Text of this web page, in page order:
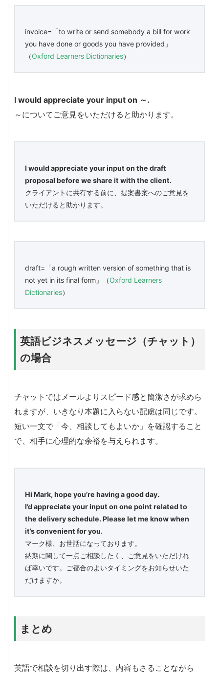
invoice=「to write or send somebody a bill for work
you have done or goods you have provided」
（Oxford Learners Dictionaries）
I would appreciate your input on ～.
～についてご意見をいただけると助かります。
I would appreciate your input on the draft
proposal before we share it with the client.
クライアントに共有する前に、提案書案へのご意見を
いただけると助かります。
draft=「a rough written version of something that is
not yet in its final form」（Oxford Learners
Dictionaries）
英語ビジネスメッセージ（チャット）
の場合
チャットではメールよりスピード感と簡潔さが求めら
れますが、いきなり本題に入らない配慮は同じです。
短い一文で「今、相談してもよいか」を確認すること
で、相手に心理的な余裕を与えられます。
Hi Mark, hope you’re having a good day.
I’d appreciate your input on one point related to
the delivery schedule. Please let me know when
it’s convenient for you.
マーク様、お世話になっております。
納期に関して一点ご相談したく、ご意見をいただけれ
ば幸いです。ご都合のよいタイミングをお知らせいた
だけますか。
まとめ
英語で相談を切り出す際は、内容もさることながら